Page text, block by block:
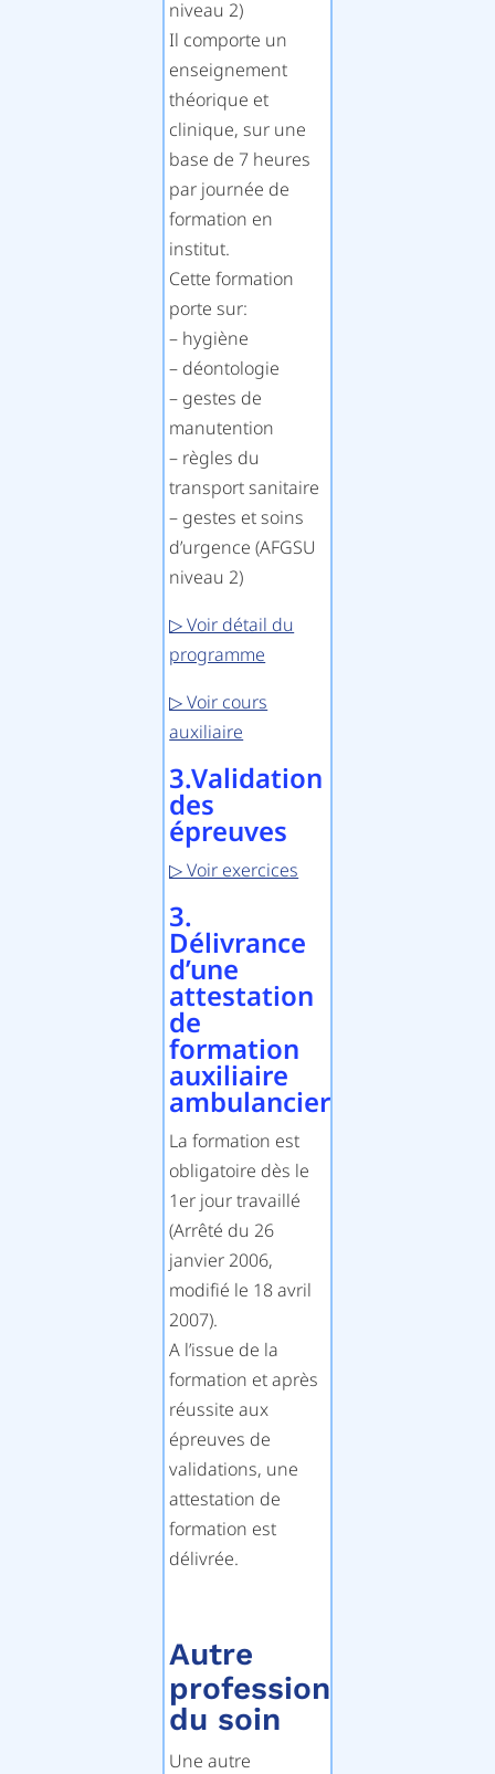
niveau 2)
Il comporte un
enseignement
théorique et
clinique, sur une
base de 7 heures
par journée de
formation en
institut.
Cette formation
porte sur:
– hygiène
– déontologie
– gestes de
manutention
– règles du
transport sanitaire
– gestes et soins
d’urgence (AFGSU
niveau 2)
▷ Voir détail du
programme
▷ Voir cours
auxiliaire
3.Validation
des
épreuves
▷ Voir exercices
3.
Délivrance
d’une
attestation
de
formation
auxiliaire
ambulancier
La formation est
obligatoire dès le
1er jour travaillé
(Arrêté du 26
janvier 2006,
modifié le 18 avril
2007).
A l’issue de la
formation et après
réussite aux
épreuves de
validations, une
attestation de
formation est
délivrée.
Autre
profession
du soin
Une autre